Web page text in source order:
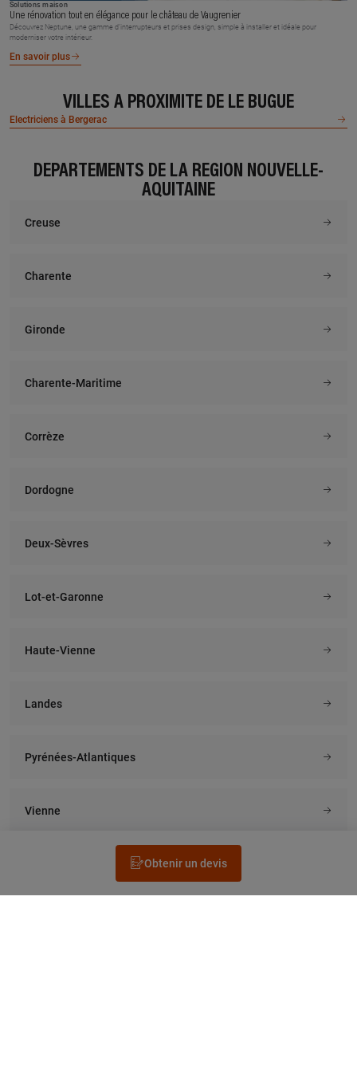
Obtenir un devis
Solutions maison
Une rénovation tout en élégance pour le château de Vaugrenier
Découvrez Neptune, une gamme d’interrupteurs et prises design, simple à installer et idéale pour
moderniser votre intérieur.
En savoir plus
VILLES À PROXIMITÉ DE LE BUGUE
Electriciens à Bergerac
DÉPARTEMENTS DE LA RÉGION NOUVELLE-
AQUITAINE
Creuse
Charente
Gironde
Charente-Maritime
Corrèze
Dordogne
Deux-Sèvres
Lot-et-Garonne
Haute-Vienne
Landes
Pyrénées-Atlantiques
Vienne